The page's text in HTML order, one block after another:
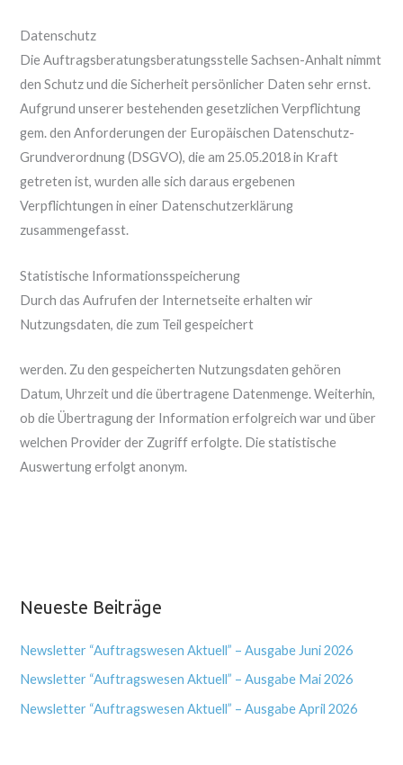
Datenschutz
Die Auftragsberatungsberatungsstelle Sachsen-Anhalt nimmt
den Schutz und die Sicherheit persönlicher Daten sehr ernst.
Aufgrund unserer bestehenden gesetzlichen Verpflichtung
gem. den Anforderungen der Europäischen Datenschutz-
Grundverordnung (DSGVO), die am 25.05.2018 in Kraft
getreten ist, wurden alle sich daraus ergebenen
Verpflichtungen in einer Datenschutzerklärung
zusammengefasst.
Statistische Informationsspeicherung
Durch das Aufrufen der Internetseite erhalten wir
Nutzungsdaten, die zum Teil gespeichert
werden. Zu den gespeicherten Nutzungsdaten gehören
Datum, Uhrzeit und die übertragene Datenmenge. Weiterhin,
ob die Übertragung der Information erfolgreich war und über
welchen Provider der Zugriff erfolgte. Die statistische
Auswertung erfolgt anonym.
Neueste Beiträge
Newsletter “Auftragswesen Aktuell” – Ausgabe Juni 2026
Newsletter “Auftragswesen Aktuell” – Ausgabe Mai 2026
Newsletter “Auftragswesen Aktuell” – Ausgabe April 2026